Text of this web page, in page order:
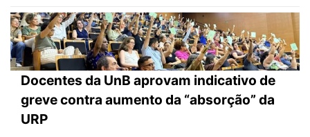
Docentes da UnB aprovam indicativo de
greve contra aumento da “absorção” da
URP